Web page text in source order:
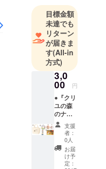
ズを扱う雑
貨店に勤務
しながら、
その合間を
縫って創作
活動をして
います。
今回のクラ
ウドファン
ディングの
プロジェク
トをキッカ
ケに、本格
的なキャラ
クタービジ
目標金額
未達でも
リターン
が届きま
す(All-in
方式)
3,0
00 円
●『クリ
ユの森
のナル
ビィ』
グッズ
【A】
セット
①手書
きお礼
支援
者：
0人
お届
け予
定：